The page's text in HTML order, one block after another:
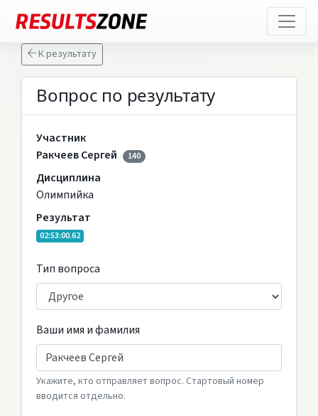
К результату
Вопрос по результату
Участник
Ракчеев Сергей
140
Дисциплина
Олимпийка
Результат
02:53:00.62
Тип вопроса
Ваши имя и фамилия
Укажите, кто отправляет вопрос. Стартовый номер
вводится отдельно.